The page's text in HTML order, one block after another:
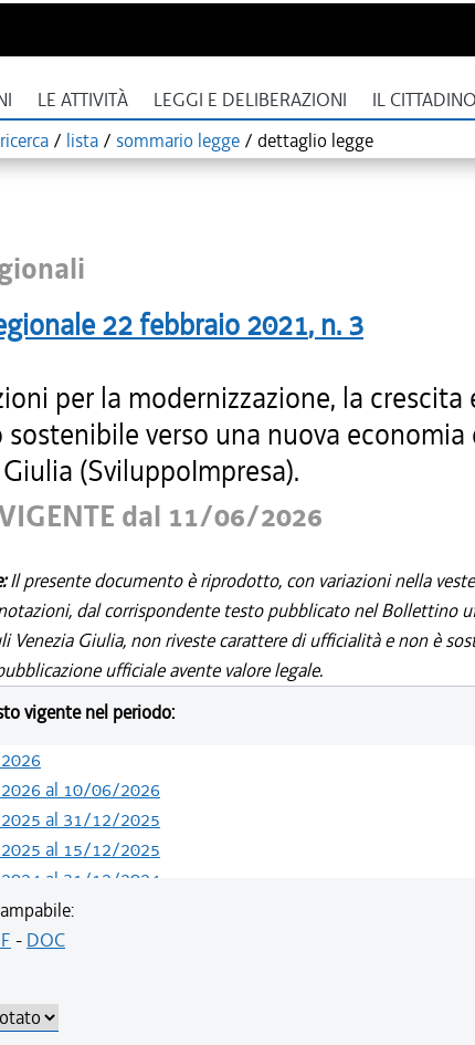
LE ATTIVITÀ LEGGI E DELIBERAZIONI IL CITTADINO
ricerca / lista / sommario legge / dettaglio legge
22 febbraio 2021, n. 3
per la modernizzazione, la crescita
sostenibile verso una nuova economia
(SviluppoImpresa).
dal 11/06/2026
Il presente documento è riprodotto, con variazioni nella
dal corrispondente testo pubblicato nel Bollettino
Venezia Giulia, non riveste carattere di ufficialità e non è
ufficiale avente valore legale.
vigente nel periodo:
al 10/06/2026
al 31/12/2025
al 15/12/2025
al 31/12/2024
al 09/08/2024
al 13/05/2024
al 30/10/2023
al 11/08/2023
- DOC